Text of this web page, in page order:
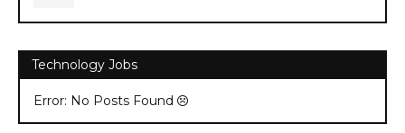
Technology Jobs
Error: No Posts Found